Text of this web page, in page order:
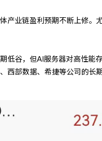
产业链盈利预期不断上修。
低谷，但AI服务器对高性能
西部数据、希捷等公司的长